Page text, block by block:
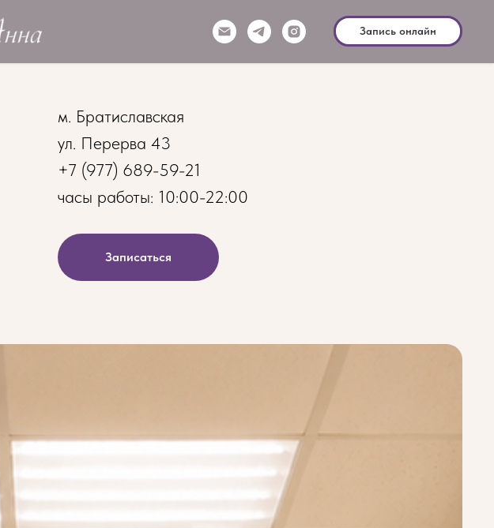
Запись онлайн
м. Братиславская
ул. Перерва 43
+7 (977) 689-59-21
часы работы: 10:00-22:00
Записаться